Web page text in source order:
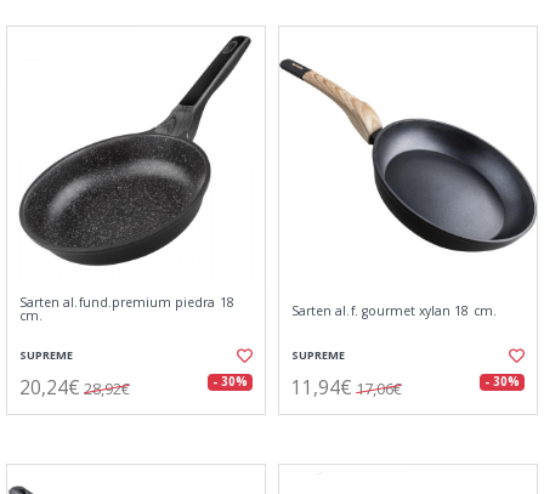
Sarten al.fund.premium piedra 18
cm.
SUPREME
20,24€ 28,92€ - 30%
Sarten al.f. gourmet xylan 18 cm.
SUPREME
11,94€ 17,06€ - 30%